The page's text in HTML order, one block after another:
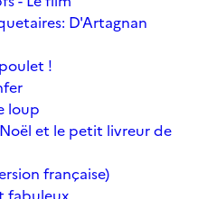
D'Artagnan
!
loup
et le petit livreur de
française)